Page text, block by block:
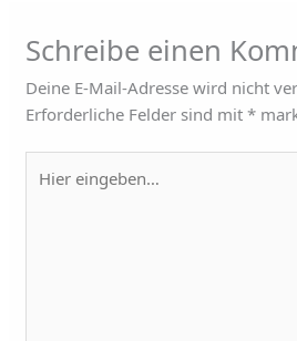
Schreibe einen
Deine E-Mail-Adresse wird nicht
Erforderliche Felder sind mit*
eingeben…